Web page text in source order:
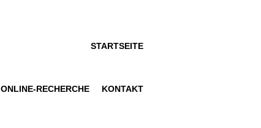
STARTSEITE
ONLINE-RECHERCHE KONTAKT